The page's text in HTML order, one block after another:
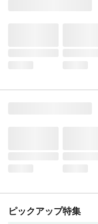
ピックアップ特集